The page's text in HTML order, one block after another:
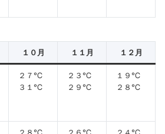
１０月 １１月 １２月
２７℃
３１℃
２３℃
２９℃
１９℃
２８℃